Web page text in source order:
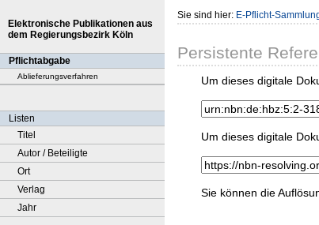
Elektronische Publikationen aus
dem Regierungsbezirk Köln
Pflichtabgabe
Ablieferungsverfahren
Listen
Titel
Autor / Beteiligte
Ort
Verlag
Jahr
Sie sind hier: E-Pflicht-
Persistente
Um dieses digitale
Um dieses digitale
Sie können die